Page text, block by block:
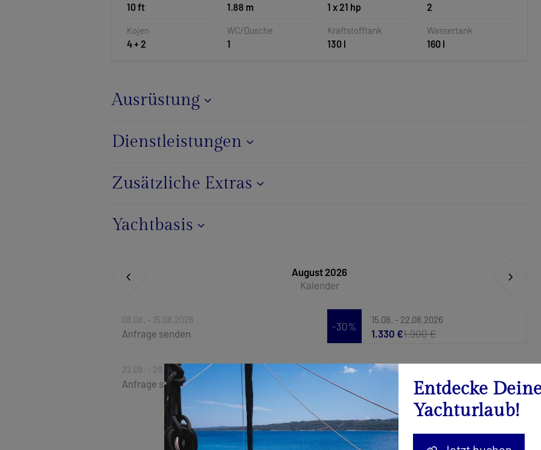
10 ft 1.88 m 1 x 21 hp 2
Kojen
4 + 2
WC/Dusche
1
Kraftstofftank
130 l
Wassertank
160 l
Ausrüstung
Dienstleistungen
Zusätzliche Extras
Yachtbasis
August 2026
Kalender
08.08. - 15.08.2026
Anfrage senden
-30%
15.08. - 22.08.2026
1.330 €1.900 €
22.08. - 29.08.2026
Anfrage senden
29.08. - 05.09.2026
Anfrage senden
Entdecke
Yachturlaub!